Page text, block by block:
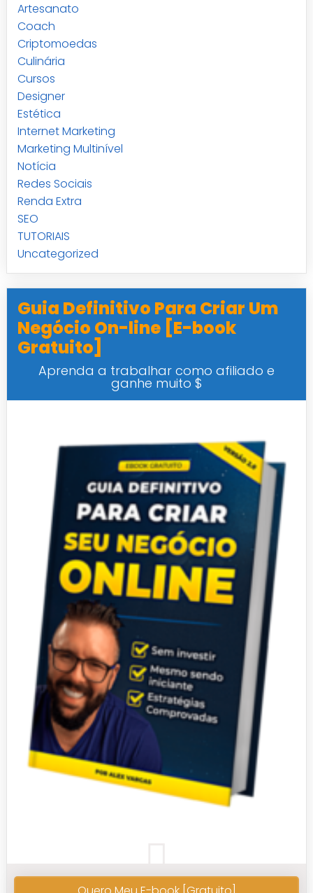
Artesanato
Coach
Criptomoedas
Culinária
Cursos
Designer
Estética
Internet Marketing
Marketing Multinível
Notícia
Redes Sociais
Renda Extra
SEO
TUTORIAIS
Uncategorized
Guia Definitivo Para Criar Um
Negócio On-line [E-book
Gratuito]
Aprenda a trabalhar como afiliado e
ganhe muito $